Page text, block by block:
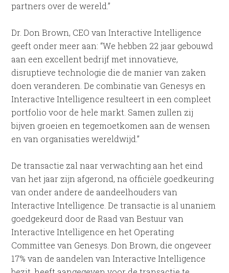
partners over de wereld.”
Dr. Don Brown, CEO van Interactive Intelligence
geeft onder meer aan: “We hebben 22 jaar gebouwd
aan een excellent bedrijf met innovatieve,
disruptieve technologie die de manier van zaken
doen veranderen. De combinatie van Genesys en
Interactive Intelligence resulteert in een compleet
portfolio voor de hele markt. Samen zullen zij
bijven groeien en tegemoetkomen aan de wensen
en van organisaties wereldwijd.”
De transactie zal naar verwachting aan het eind
van het jaar zijn afgerond, na officiële goedkeuring
van onder andere de aandeelhouders van
Interactive Intelligence. De transactie is al unaniem
goedgekeurd door de Raad van Bestuur van
Interactive Intelligence en het Operating
Committee van Genesys. Don Brown, die ongeveer
17% van de aandelen van Interactive Intelligence